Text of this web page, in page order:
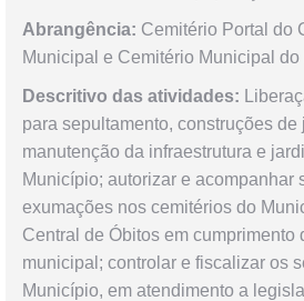
Abrangência: Cemitério Portal do
Municipal e Cemitério Municipal do
Descritivo das atividades:
para sepultamento, construções de
manutenção da infraestrutura e
Município; autorizar e acompanhar
exumações nos cemitérios do
Central de Óbitos em cumprimento
municipal; controlar e fiscalizar os
Município, em atendimento a